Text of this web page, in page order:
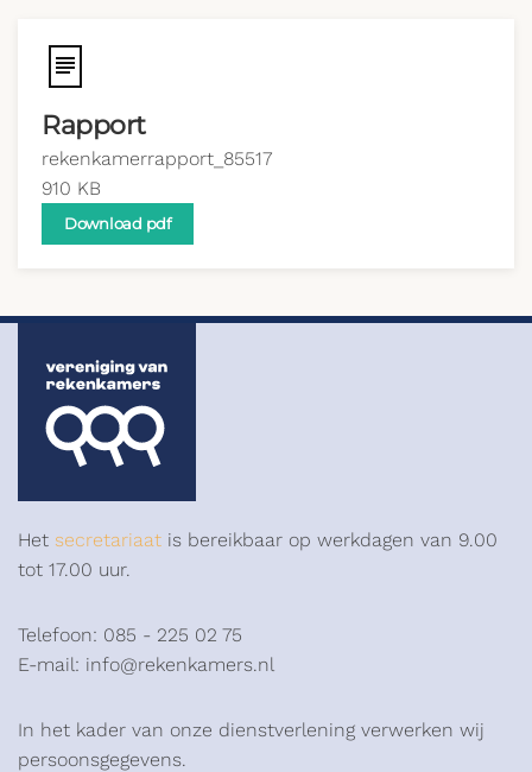
Rapport
rekenkamerrapport_85517
910 KB
Download pdf
Het secretariaat is bereikbaar op werkdagen van 9.00
tot 17.00 uur.
Telefoon: 085 - 225 02 75
E-mail: info@rekenkamers.nl
In het kader van onze dienstverlening verwerken wij
persoonsgegevens.